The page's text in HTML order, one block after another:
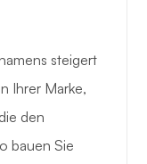
steigert
Ihrer Marke,
den
bauen Sie